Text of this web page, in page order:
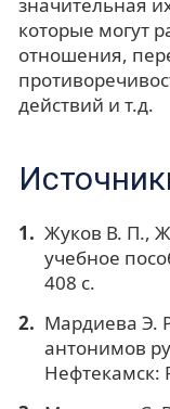
которые могут
отношения,
действий и т.д.
Жуков В. П.,
учебное
408 с.
Мардиева Э.
антонимов
Нефтекамск: